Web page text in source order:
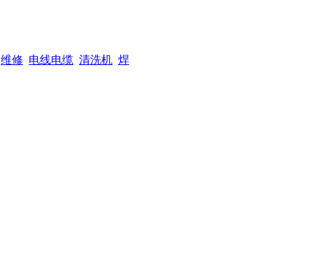
维修 电线电缆 清洗机 焊